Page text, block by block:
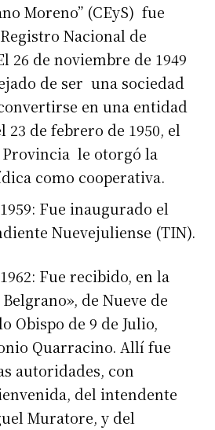
Moreno” (CEyS) fue
Nacional de
26 de noviembre de 1949
de ser una sociedad
en una entidad
23 de febrero de 1950, el
Provincia le otorgó la
como cooperativa.
Fue inaugurado el
Nuevejuliense (TIN).
Fue recibido, en la
de Nueve de
Obispo de 9 de Julio,
Quarracino. Allí fue
autoridades, con
del intendente
Muratore, y del